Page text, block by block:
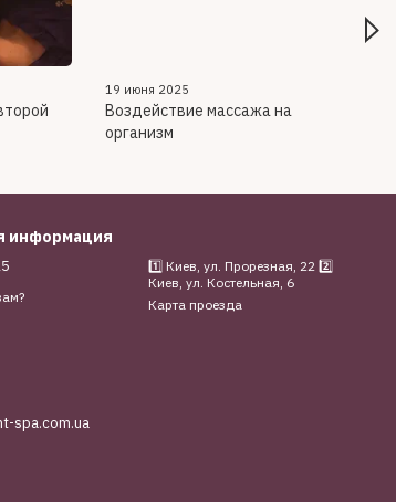
19 июня 2025
Воздействие массажа на
организм
информация
spa.com.ua
1️⃣ Киев, ул. Прорезная, 22 2️⃣
Киев, ул. Костельная, 6
Карта проезда